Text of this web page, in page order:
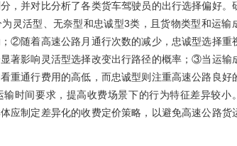
，并对比分析了各类货车驾驶员的出行选择偏好。
灵活型、无奈型和忠诚型3类，且货物类型和运输
②随着高速公路月通行次数的减少，忠诚型选择重
著影响灵活型选择改变出行路径的概率；③当运输
重通行费用的高低，而忠诚型则注重高速公路良好
时间要求，提高收费场景下的行为特征差异较小
应制定差异化的收费定价策略，以避免高速公路货